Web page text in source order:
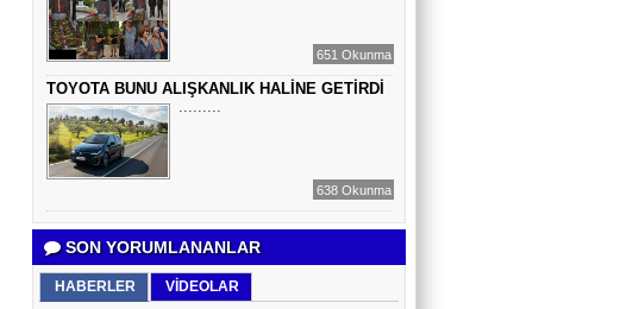
651 Okunma
TOYOTA BUNU ALIŞKANLIK HALİNE GETİRDİ
.........
638 Okunma
SON YORUMLANANLAR
HABERLER VİDEOLAR